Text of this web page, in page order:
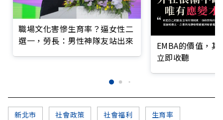
職場文化害慘生育率？逼女性二
選一，勞長：男性神隊友站出來
EMBA的價值，
立即收聽
新北市 社會政策 社會福利 生育率